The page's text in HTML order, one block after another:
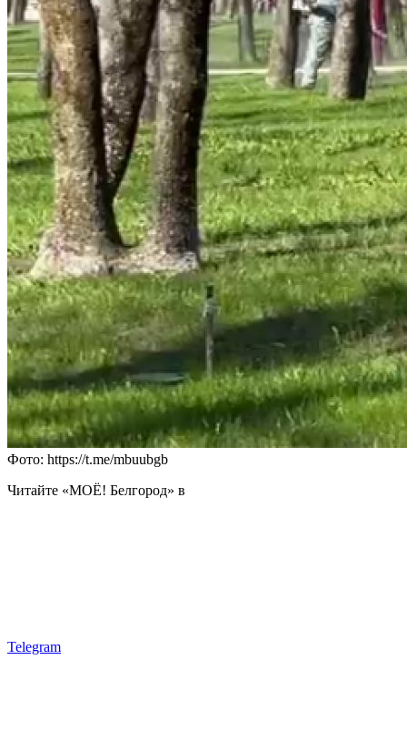
Фото: https://t.me/mbuubgb
Читайте «МОЁ! Белгород» в
Telegram